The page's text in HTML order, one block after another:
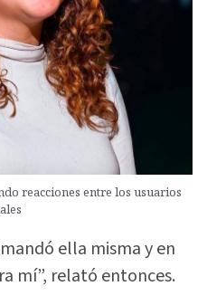
reacciones entre los usuarios
ella misma y en
mí”, relató entonces.